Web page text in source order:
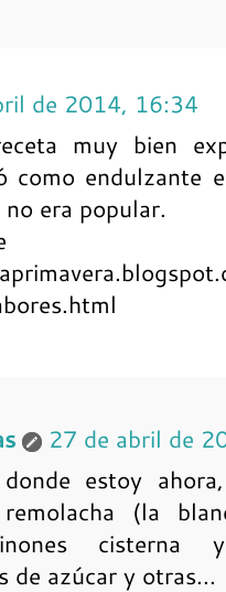
de 2014, 16:34
muy bien
como endulzante
era popular.
27 de abril de
estoy
(la
de azúcar y otras...